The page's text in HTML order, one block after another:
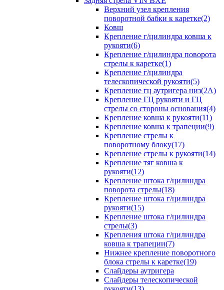
Верхний узел крепления
поворотной бабки к каретке(2)
Ковш
Крепление г/цилиндра ковша к
рукояти(6)
Крепление г/цилиндра поворота
стрелы к каретке(1)
Крепление г/цилиндра
телескопической рукояти(5)
Крепление гц аутригера низ(2А)
Крепление ГЦ рукояти и ГЦ
стрелы со стороны основания(4)
Крепление ковша к рукояти(11)
Крепление ковша к трапеции(9)
Крепление стрелы к
поворотному блоку(17)
Крепление стрелы к рукояти(14)
Крепление тяг ковша к
рукояти(12)
Крепление штока г/цилиндра
поворота стрелы(18)
Крепление штока г/цилиндра
рукояти(15)
Крепление штока г/цилиндра
стрелы(3)
Крепления штока г/цилиндра
ковша к трапеции(7)
Нижнее крепление поворотного
блока стрелы к каретке(19)
Слайдеры аутригера
Слайдеры телескопической